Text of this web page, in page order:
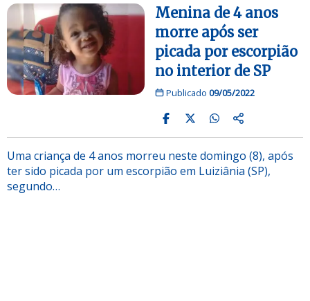
Menina de 4 anos
morre após ser
picada por escorpião
no interior de SP
Publicado 09/05/2022
Uma criança de 4 anos morreu neste domingo (8), após
ter sido picada por um escorpião em Luiziânia (SP),
segundo…